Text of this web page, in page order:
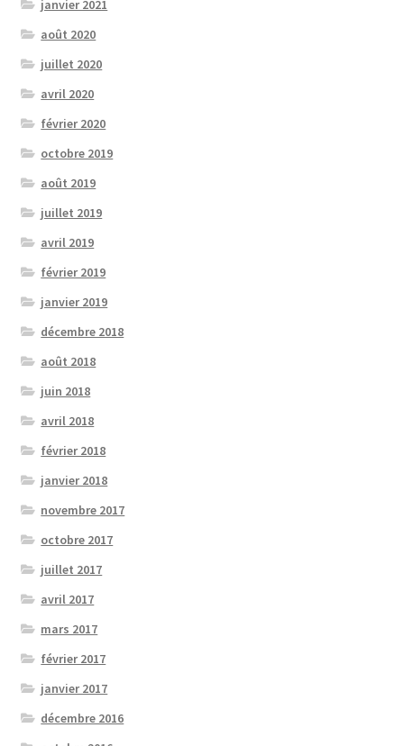
janvier 2021
août 2020
juillet 2020
avril 2020
février 2020
octobre 2019
août 2019
juillet 2019
avril 2019
février 2019
janvier 2019
décembre 2018
août 2018
juin 2018
avril 2018
février 2018
janvier 2018
novembre 2017
octobre 2017
juillet 2017
avril 2017
mars 2017
février 2017
janvier 2017
décembre 2016